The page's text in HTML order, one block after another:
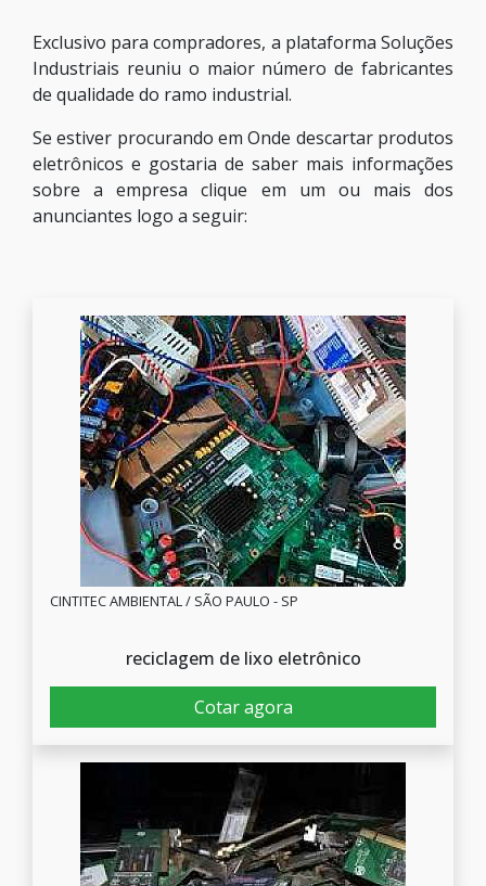
Exclusivo para compradores, a plataforma Soluções
Industriais reuniu o maior número de fabricantes
de qualidade do ramo industrial.
Se estiver procurando em Onde descartar produtos
eletrônicos e gostaria de saber mais informações
sobre a empresa clique em um ou mais dos
anunciantes logo a seguir:
CINTITEC AMBIENTAL / SÃO PAULO - SP
reciclagem de lixo eletrônico
Cotar agora